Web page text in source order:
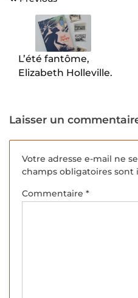
l’article
L’été fantôme,
Elizabeth Holleville.
Laisser un
Votre adresse e-mail ne
champs obligatoires sont
Commentaire *